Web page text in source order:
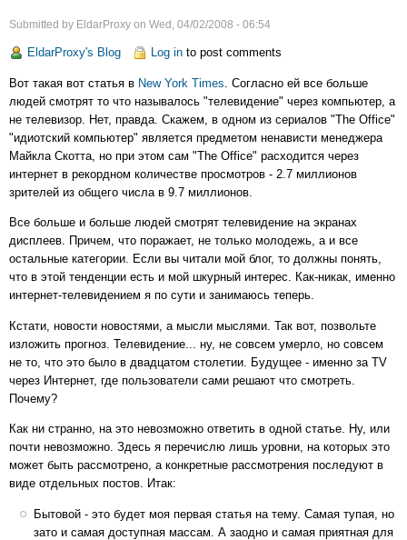
Submitted by EldarProxy on Wed, 04/02/2008 - 06:54
EldarProxy's Blog Log in to post comments
Вот такая вот статья в New York Times . Согласно ей все больше
людей смотрят то что называлось "телевидение" через компьютер, а
не телевизор. Нет, правда. Скажем, в одном из сериалов "The Office"
"идиотский компьютер" является предметом ненависти менеджера
Майкла Скотта, но при этом сам "The Office" расходится через
интернет в рекордном количестве просмотров - 2.7 миллионов
зрителей из общего числа в 9.7 миллионов.
Все больше и больше людей смотрят телевидение на экранах
дисплеев. Причем, что поражает, не только молодежь, а и все
остальные категории. Если вы читали мой блог, то должны понять,
что в этой тенденции есть и мой шкурный интерес. Как-никак, именно
интернет-телевидением я по сути и занимаюсь теперь.
Кстати, новости новостями, а мысли мыслями. Так вот, позвольте
изложить прогноз. Телевидение... ну, не совсем умерло, но совсем
не то, что это было в двадцатом столетии. Будущее - именно за TV
через Интернет, где пользователи сами решают что смотреть.
Почему?
Как ни странно, на это невозможно ответить в одной статье. Ну, или
почти невозможно. Здесь я перечислю лишь уровни, на которых это
может быть рассмотрено, а конкретные рассмотрения последуют в
виде отдельных постов. Итак:
Бытовой - это будет моя первая статья на тему. Самая тупая, но
зато и самая доступная массам. А заодно и самая приятная для